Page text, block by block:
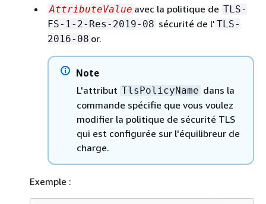
AttributeValue avec la politique de TLS-
FS-1-2-Res-2019-08 sécurité de l' TLS-
2016-08 or.
Note
L'attribut TlsPolicyName dans la
commande spécifie que vous voulez
modifier la politique de sécurité TLS
qui est configurée sur l'équilibreur de
charge.
Exemple :